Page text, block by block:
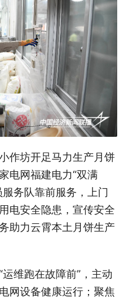
作坊开足马力生产月饼
电网福建电力“双满
务队靠前服务，上门
电安全隐患，宣传安全
助力云霄本土月饼生产
维跑在故障前”，主动
网设备健康运行；聚焦